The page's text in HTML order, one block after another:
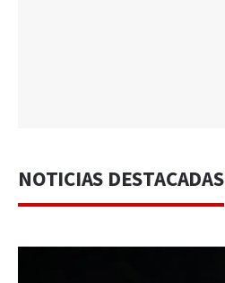
NOTICIAS DESTACADAS